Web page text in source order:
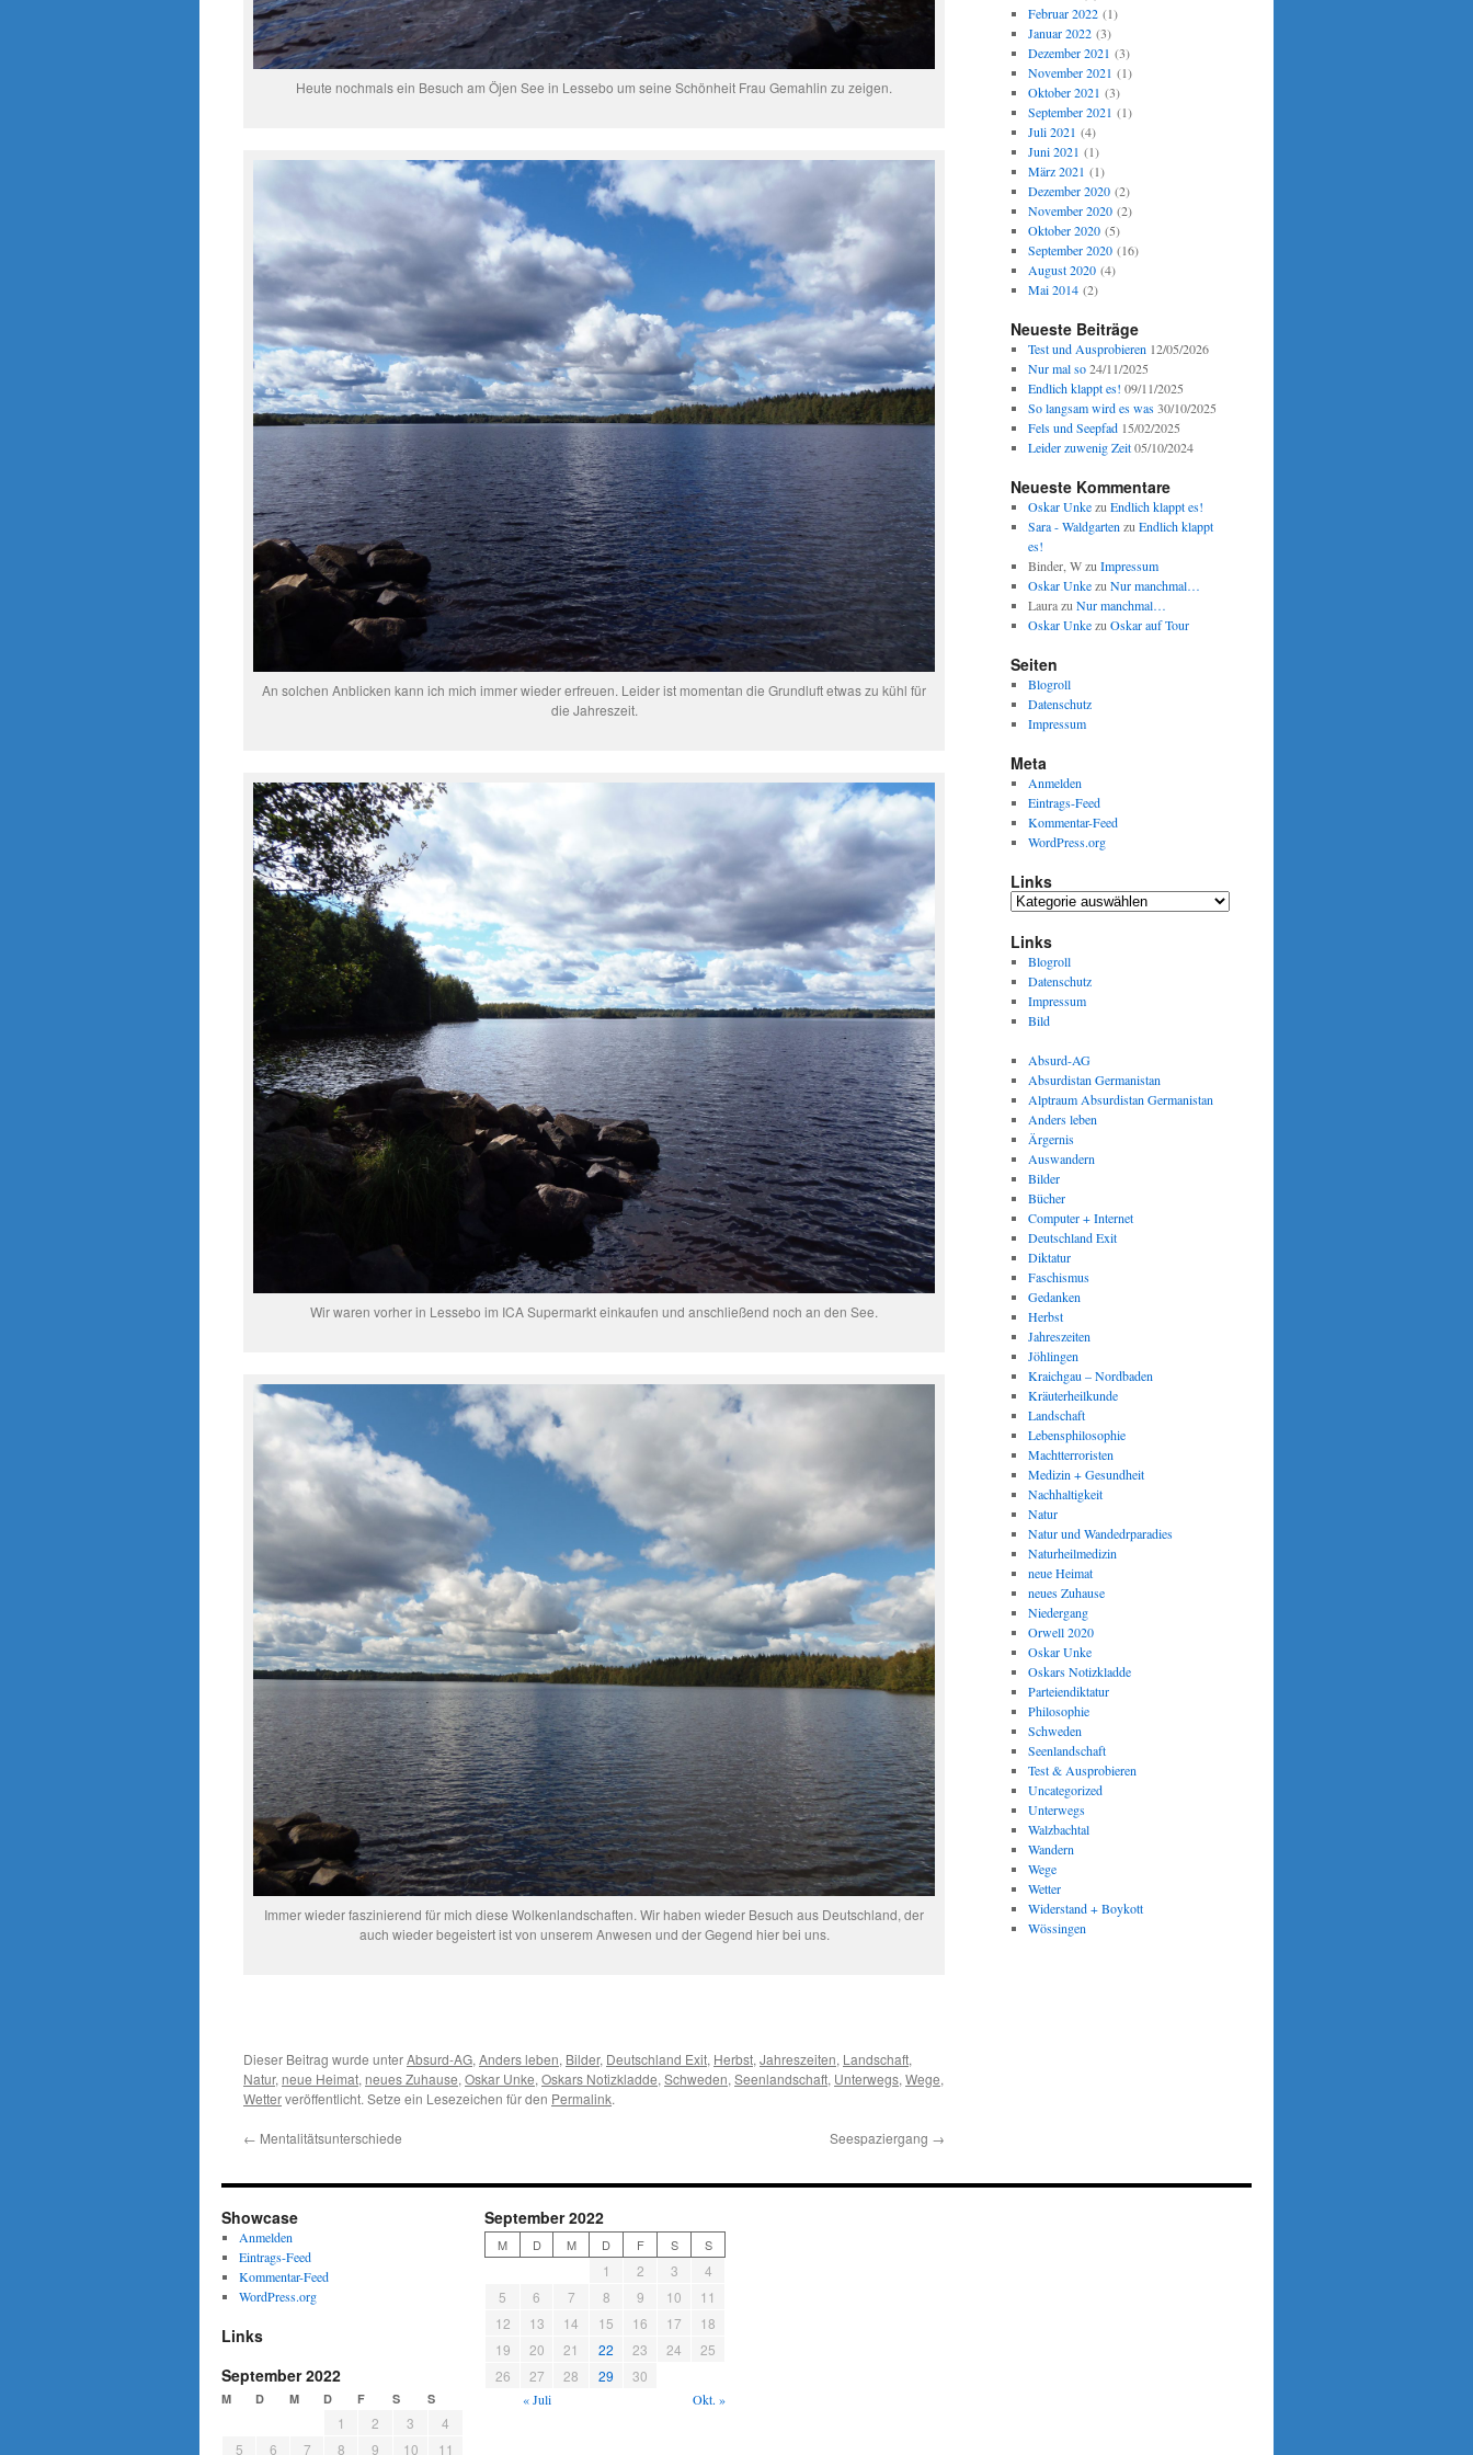
Heute nochmals ein Besuch am Öjen See in Lessebo um seine Schönheit Frau Gemahlin zu zeigen.
An solchen Anblicken kann ich mich immer wieder erfreuen. Leider ist momentan die Grundluft etwas zu kühl für
die Jahreszeit.
Wir waren vorher in Lessebo im ICA Supermarkt einkaufen und anschließend noch an den See.
Immer wieder faszinierend für mich diese Wolkenlandschaften. Wir haben wieder Besuch aus Deutschland, der
auch wieder begeistert ist von unserem Anwesen und der Gegend hier bei uns.
Dieser Beitrag wurde unterAbsurd-AG, Anders leben, Bilder, Deutschland Exit, Herbst, Jahreszeiten, Landschaft,
Natur, neue Heimat, neues Zuhause, Oskar Unke, Oskars Notizkladde, Schweden, Seenlandschaft, Unterwegs, Wege,
Wetterveröffentlicht. Setze ein Lesezeichen für den Permalink.
← Mentalitätsunterschiede Seespaziergang →
Februar 2022(1)
Januar 2022(3)
Dezember 2021 (3)
November 2021 (1)
Oktober 2021 (3)
September 2021 (1)
Juli 2021 (4)
Juni 2021 (1)
März 2021 (1)
Dezember 2020(2)
November 2020(2)
Oktober 2020(5)
September 2020(16)
August 2020(4)
Mai 2014(2)
Neueste Beiträge
Test und Ausprobieren 12/05/2026
Nur mal so 24/11/2025
Endlich klappt es! 09/11/2025
So langsam wird es was 30/10/2025
Fels und Seepfad 15/02/2025
Leider zuwenig Zeit 05/10/2024
Neueste Kommentare
Oskar Unkezu Endlich klappt es!
Sara - Waldgarten zu Endlich klappt
es!
Binder, Wzu Impressum
Oskar Unkezu Nur manchmal…
Laurazu Nur manchmal…
Oskar Unkezu Oskar auf Tour
Seiten
Blogroll
Datenschutz
Impressum
Meta
Anmelden
Eintrags-Feed
Kommentar-Feed
WordPress.org
Links
Links
Links
Blogroll
Datenschutz
Impressum
Bild
Absurd-AG
Absurdistan Germanistan
Alptraum Absurdistan Germanistan
Anders leben
Ärgernis
Auswandern
Bilder
Bücher
Computer + Internet
Deutschland Exit
Diktatur
Faschismus
Gedanken
Herbst
Jahreszeiten
Jöhlingen
Kraichgau – Nordbaden
Kräuterheilkunde
Landschaft
Lebensphilosophie
Machtterroristen
Medizin + Gesundheit
Nachhaltigkeit
Natur
Natur und Wandedrparadies
Naturheilmedizin
neue Heimat
neues Zuhause
Niedergang
Orwell 2020
Oskar Unke
Oskars Notizkladde
Parteiendiktatur
Philosophie
Schweden
Seenlandschaft
Test & Ausprobieren
Uncategorized
Unterwegs
Walzbachtal
Wandern
Wege
Wetter
Widerstand + Boykott
Wössingen
Showcase
Anmelden
Eintrags-Feed
Kommentar-Feed
WordPress.org
Links
September 2022
M D M D F S S
1 2 3
4
5
6 7 8 9 10 11
September 2022
M D M D F S S
1 2 3
4
5
6 7 8 9 10
11
12
13 14 15 16 17
18
19
20 21 22 23 24
25
26
27 28 29 30
« Juli Okt. »